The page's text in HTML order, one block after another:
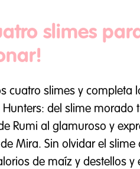
slimes
cuatro slimes y completa
Hunters: del slime morado
Rumi al glamuroso y
Mira. Sin olvidar el slime
de maíz y destellos y